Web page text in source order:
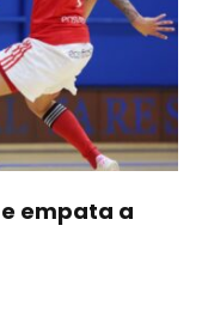
empata a